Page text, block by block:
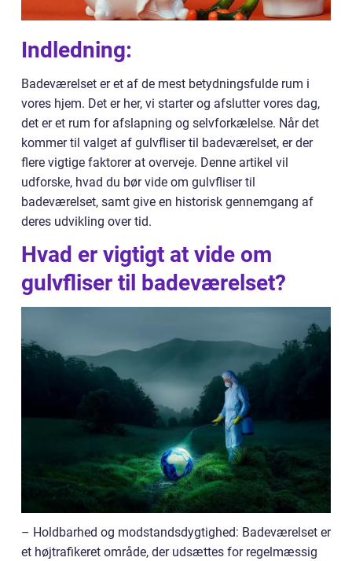
Indledning:
Badeværelset er et af de mest betydningsfulde rum i
vores hjem. Det er her, vi starter og afslutter vores dag,
det er et rum for afslapning og selvforkælelse. Når det
kommer til valget af gulvfliser til badeværelset, er der
flere vigtige faktorer at overveje. Denne artikel vil
udforske, hvad du bør vide om gulvfliser til
badeværelset, samt give en historisk gennemgang af
deres udvikling over tid.
Hvad er vigtigt at vide om
gulvfliser til badeværelset?
– Holdbarhed og modstandsdygtighed: Badeværelset er
et højtrafikeret område, der udsættes for regelmæssig